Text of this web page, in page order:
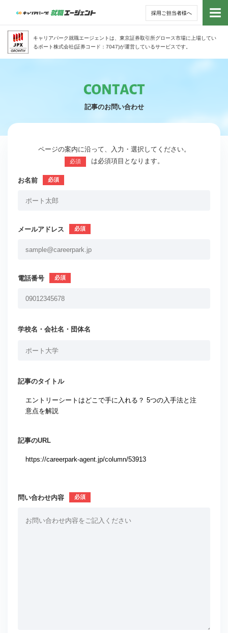
採用ご担当者様へ
キャリアパーク就職エージェントは、東京証券取引所グロース市場に上場してい
るポート株式会社(証券コード：7047)が運営しているサービスです。
トッ
記事のお問い合わせ
ページの案内に沿って、入力・選択してください。
必須 は必須項目となります。
お名前
メールアドレス
電話番号
学校名・会社名・団体名
記事のタイトル
記事のURL
問い合わせ内容